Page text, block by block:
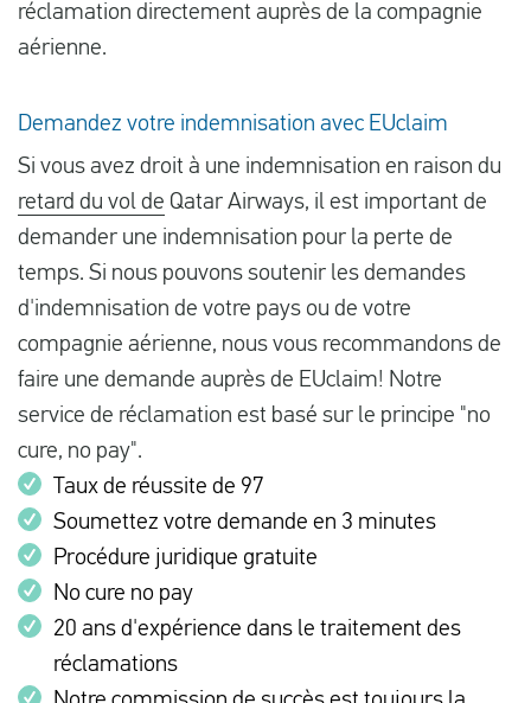
réclamation directement auprès de la compagnie
aérienne.
Demandez votre indemnisation avec EUclaim
Si vous avez droit à une indemnisation en raison du
retard du vol de Qatar Airways, il est important de
demander une indemnisation pour la perte de
temps. Si nous pouvons soutenir les demandes
d'indemnisation de votre pays ou de votre
compagnie aérienne, nous vous recommandons de
faire une demande auprès de EUclaim! Notre
service de réclamation est basé sur le principe "no
cure, no pay".
Taux de réussite de 97
Soumettez votre demande en 3 minutes
Procédure juridique gratuite
No cure no pay
20 ans d'expérience dans le traitement des
réclamations